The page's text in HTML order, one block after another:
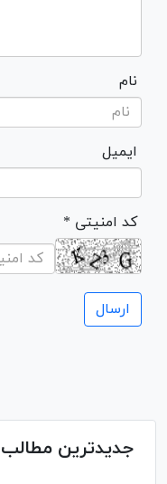
نام
ایمیل
* کد امنیتی
جدیدترین مطالب